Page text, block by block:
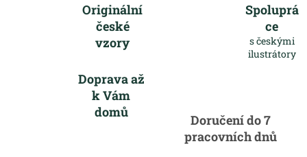
Originální
české
vzory
Spoluprá
ce
s českými
ilustrátory
Doprava až
k Vám
domů
Doručení do 7
pracovních dnů